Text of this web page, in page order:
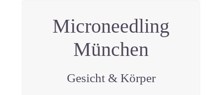
Microneedling
München
Gesicht & Körper